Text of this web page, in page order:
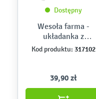
Dostępny
Wesoła farma -
układanka z
uchwytami
Kod produktu: 317102
39,90 zł